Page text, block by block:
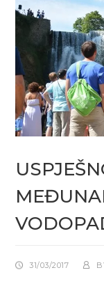
31/03/2017